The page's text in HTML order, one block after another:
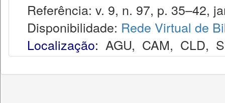
Referência: v. 9, n. 97, p. 35–42,
Disponibilidade: Rede Virtual de
Localização: AGU, CAM, CLD,